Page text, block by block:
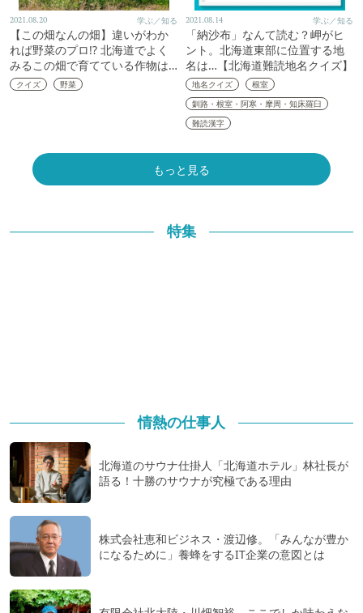
2021.08.20 学ぶ／知る
【この畑なんの畑】違いがわか
れば野菜のプロ!? 北海道でよく
みるこの畑で育てている作物は…
クイズ 野菜
2021.08.14 学ぶ／知る
「納沙布」なんて読む？岬がヒ
ント。北海道東部に位置する地
名は…【北海道難読地名クイズ】
地名クイズ
根室
釧路・根室・阿寒・摩周・知床羅臼
難読漢字
もっと見る
特集
情熱の仕事人
北海道のサウナ仕掛人「北海道ホテル」林社長が
語る！十勝のサウナが究極である理由
株式会社恵和ビジネス・渡辺修。「みんなが豊か
になるために」養蜂をするIT企業の意図とは